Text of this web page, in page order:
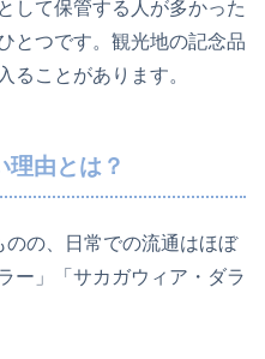
して保管する人が多かった
とつです。観光地の記念品
ることがあります。
理由とは？
の、日常での流通はほぼ
ー」「サカガウィア・ダラ